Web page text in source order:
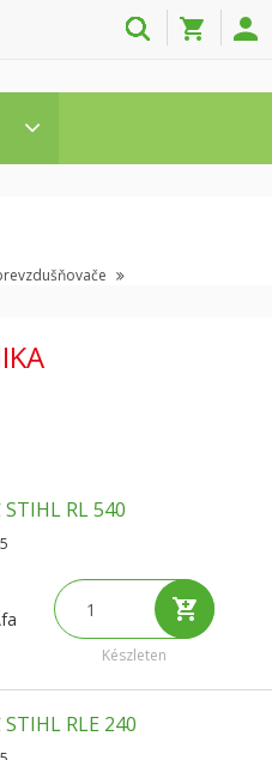
STIHL RL 540
Készleten
STIHL RLE 240